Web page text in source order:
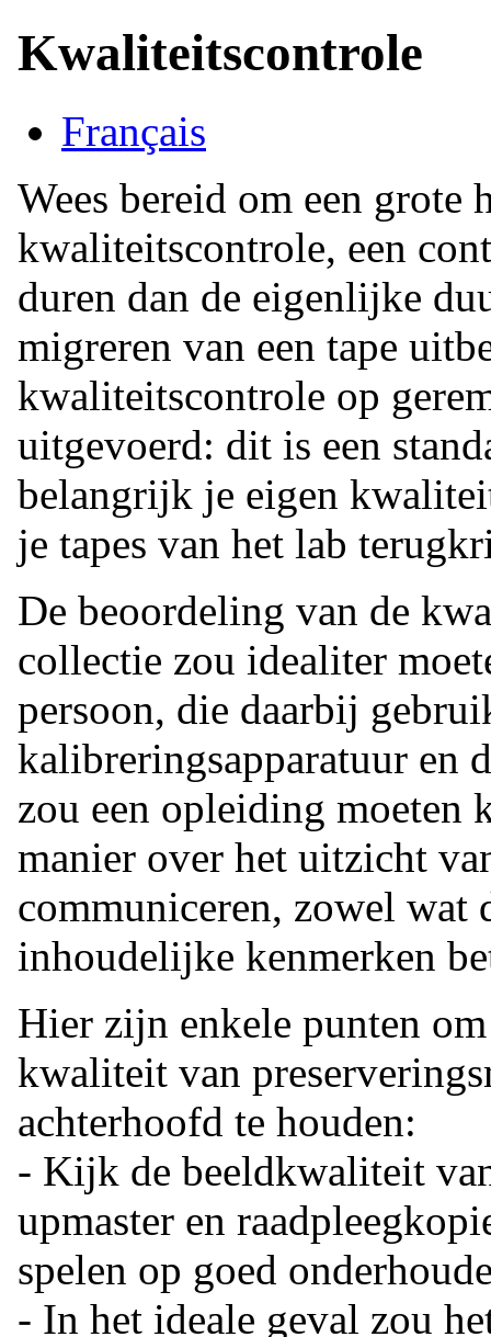
Kwaliteitscontrole
Français
Wees bereid om een
kwaliteitscontrole, een
duren dan de eigenlijke
migreren van een tape
kwaliteitscontrole op
uitgevoerd: dit is een
belangrijk je eigen
je tapes van het lab
De beoordeling van de
collectie zou idealiter
persoon, die daarbij
kalibreringsapparatuur en
zou een opleiding moeten
manier over het uitzicht
communiceren, zowel wat
inhoudelijke kenmerken
Hier zijn enkele punten
kwaliteit van
achterhoofd te houden:
- Kijk de beeldkwaliteit
upmaster en
spelen op goed
- In het ideale geval zou